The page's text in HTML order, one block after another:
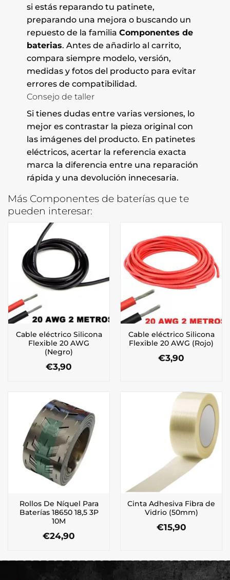
si estás reparando tu patinete,
preparando una mejora o buscando un
repuesto de la familia Componentes de
baterias. Antes de añadirlo al carrito,
compara siempre modelo, versión,
medidas y fotos del producto para evitar
errores de compatibilidad.
Consejo de taller
Si tienes dudas entre varias versiones, lo
mejor es contrastar la pieza original con
las imágenes del producto. En patinetes
eléctricos, acertar la referencia exacta
marca la diferencia entre una reparación
rápida y una devolución innecesaria.
Más Componentes de baterías que te
pueden interesar:
Cable eléctrico Silicona
Flexible 20 AWG
(Negro)
€3,90
Cable eléctrico Silicona
Flexible 20 AWG (Rojo)
€3,90
Rollos De Níquel Para
Baterías 18650 18,5 3P
10M
€24,90
Cinta Adhesiva Fibra de
Vidrio (50mm)
€15,90